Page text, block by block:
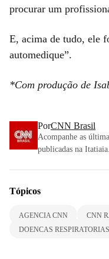
procurar um
E, acima de tudo, ele
automedique”.
*Com produção de
PorCNN Brasil
Acompanhe as
publicadas na Itatiaia.
Tópicos
AGENCIA CNN CNN
DOENCAS RESPIRATORIAS